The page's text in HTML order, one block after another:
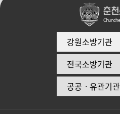
강원소방기관
전국소방기관
공공ㆍ유관기관